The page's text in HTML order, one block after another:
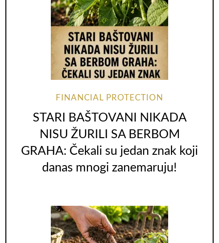
FINANCIAL PROTECTION
STARI BAŠTOVANI NIKADA
NISU ŽURILI SA BERBOM
GRAHA: Čekali su jedan znak koji
danas mnogi zanemaruju!